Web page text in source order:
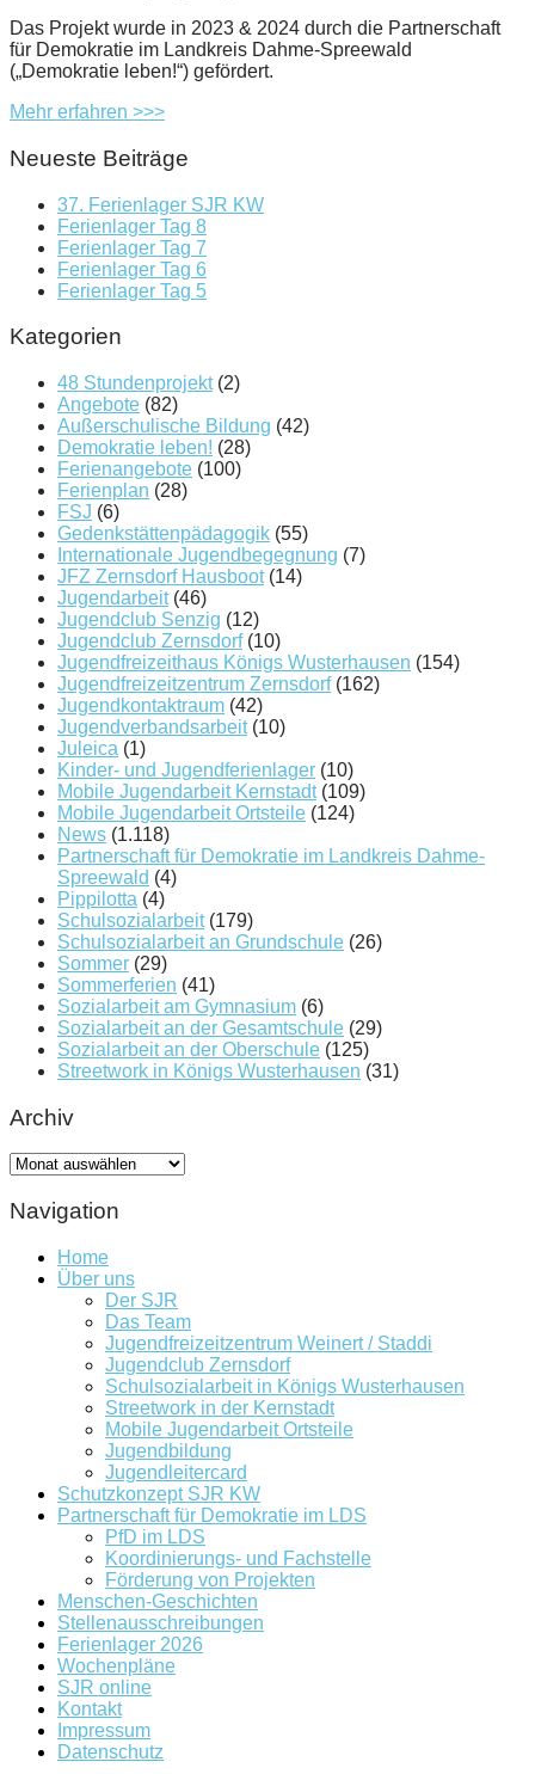
Das Projekt wurde in 2023 & 2024 durch die Partnerschaft
für Demokratie im Landkreis Dahme-Spreewald
(„Demokratie leben!“) gefördert.
Mehr erfahren >>>
Neueste Beiträge
37. Ferienlager SJR KW
Ferienlager Tag 8
Ferienlager Tag 7
Ferienlager Tag 6
Ferienlager Tag 5
Kategorien
48 Stundenprojekt(2)
Angebote (82)
Außerschulische Bildung (42)
Demokratie leben! (28)
Ferienangebote (100)
Ferienplan (28)
FSJ (6)
Gedenkstättenpädagogik (55)
Internationale Jugendbegegnung (7)
JFZ Zernsdorf Hausboot(14)
Jugendarbeit(46)
Jugendclub Senzig (12)
Jugendclub Zernsdorf(10)
Jugendfreizeithaus Königs Wusterhausen (154)
Jugendfreizeitzentrum Zernsdorf(162)
Jugendkontaktraum (42)
Jugendverbandsarbeit(10)
Juleica (1)
Kinder- und Jugendferienlager (10)
Mobile Jugendarbeit Kernstadt(109)
Mobile Jugendarbeit Ortsteile (124)
News (1.118)
Partnerschaft für Demokratie im Landkreis Dahme-
Spreewald (4)
Pippilotta (4)
Schulsozialarbeit(179)
Schulsozialarbeit an Grundschule (26)
Sommer (29)
Sommerferien (41)
Sozialarbeit am Gymnasium (6)
Sozialarbeit an der Gesamtschule (29)
Sozialarbeit an der Oberschule (125)
Streetwork in Königs Wusterhausen (31)
Archiv
Archiv
Navigation
Home
Über uns
Der SJR
Das Team
Jugendfreizeitzentrum Weinert / Staddi
Jugendclub Zernsdorf
Schulsozialarbeit in Königs Wusterhausen
Streetwork in der Kernstadt
Mobile Jugendarbeit Ortsteile
Jugendbildung
Jugendleitercard
Schutzkonzept SJR KW
Partnerschaft für Demokratie im LDS
PfD im LDS
Koordinierungs- und Fachstelle
Förderung von Projekten
Menschen-Geschichten
Stellenausschreibungen
Ferienlager 2026
Wochenpläne
SJR online
Kontakt
Impressum
Datenschutz